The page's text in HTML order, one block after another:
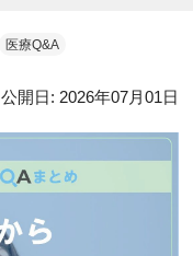
医療Q&A
公開日: 2026年07月01日